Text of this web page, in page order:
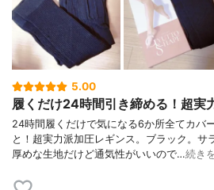
5.00
履くだけ24時間引き締める！超実
24時間履くだけで気になる6か所全てカバ
と！超実力派加圧レギンス。ブラック。サ
厚めな生地だけど通気性がいいので…続き